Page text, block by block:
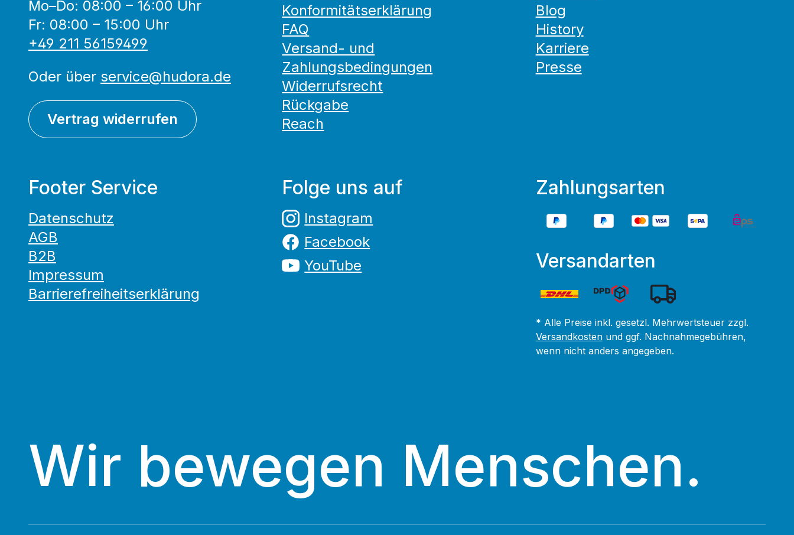
Mo–Do: 08:00 – 16:00 Uhr
Fr: 08:00 – 15:00 Uhr
+49 211 56159499
Oder über service@hudora.de
Vertrag widerrufen
Konformitätserklärung
FAQ
Versand- und
Zahlungsbedingungen
Widerrufsrecht
Rückgabe
Reach
Blog
History
Karriere
Presse
Footer Service
Datenschutz
AGB
B2B
Impressum
Barrierefreiheitserklärung
Folge uns auf
Instagram
Facebook
YouTube
Zahlungsarten
Versandarten
* Alle Preise inkl. gesetzl. Mehrwertsteuer zzgl.
Versandkostenund ggf. Nachnahmegebühren,
wenn nicht anders angegeben.
Wir bewegen Menschen.